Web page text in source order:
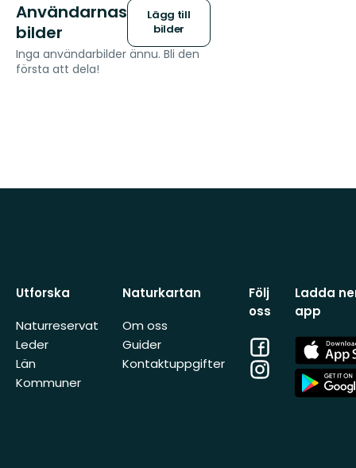
Användarnas
bilder
Lägg till
bilder
Inga användarbilder ännu. Bli den
första att dela!
Utforska
Naturreservat
Leder
Län
Kommuner
Naturkartan
Om oss
Guider
Kontaktuppgifter
Följ
oss
Facebook
Instagram
Ladda
app
App
Store
App
Store